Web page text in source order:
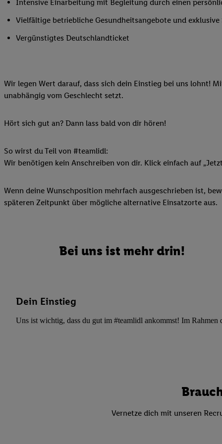
Intensive Einarbeitung mit Begleitung durch einen
Vielfältige betriebliche Gesundheitsangebote und
Vergünstigtes Deutschlandticket
Wir legen Wert darauf, dass sich dein Einstieg bei uns lohnt!
unabhängig vom Geschlecht setzt.
Hört sich gut an? Dann lass bald von dir hören!
So wirst du Teil von #teamlidl:
Wir benötigen kein Anschreiben von dir. Klick einfach auf
Wenn deine Wunschposition mehrfach ausgeschrieben ist,
späteren Zeitpunkt über mögliche alternative Einsatzorte aus.
Bei uns ist mehr drin!
Dein Einstieg
Uns ist wichtig, dass du gut im #teamlidl ankommst! Im Rahmen
Vernetze dich mit unseren
Ihnen personalisierte
auch Ihre in einen
werden diese
Möglichkeit, Ihre
finden Sie in den
Klick auf
sämtlicher genannten
und Funktionen im
Verwendung
Liste der